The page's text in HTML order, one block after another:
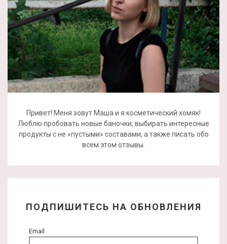
Привет! Меня зовут Маша и я косметический хомяк!
Люблю пробовать новые баночки, выбирать интересные
продукты с не «пустыми» составами, а также писать обо
всем этом отзывы.
ПОДПИШИТЕСЬ НА ОБНОВЛЕНИЯ
Email